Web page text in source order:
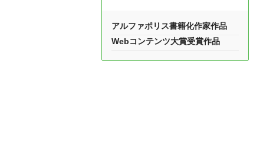
アルファポリス書籍化作家作品
Webコンテンツ大賞受賞作品